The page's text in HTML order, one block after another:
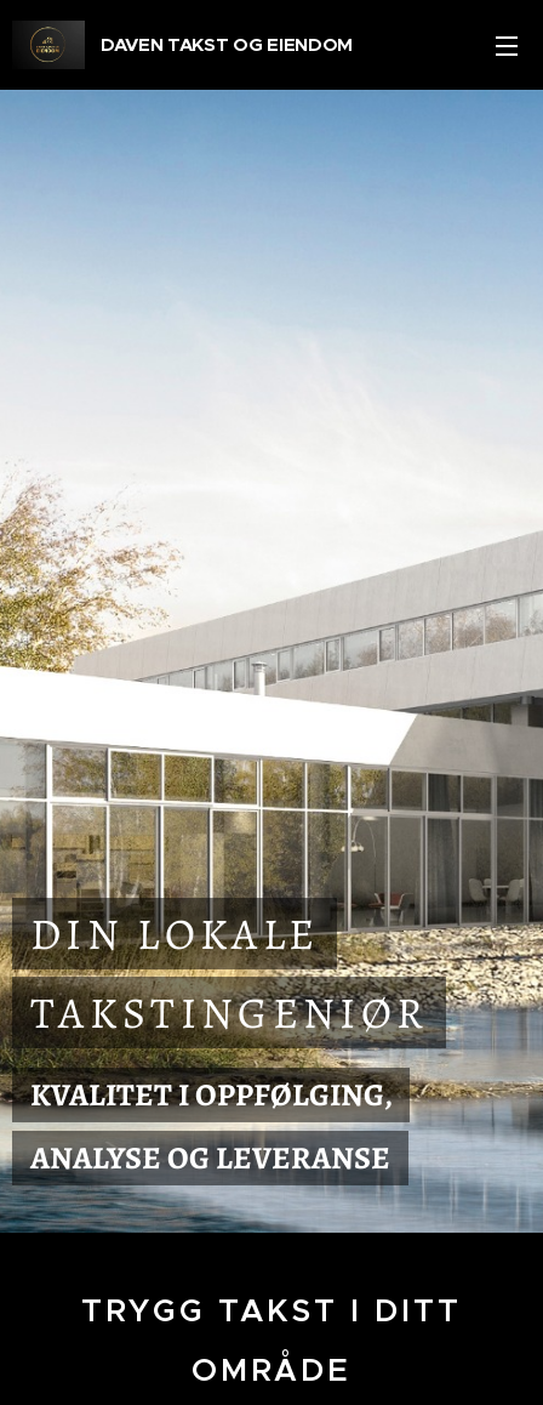
DAVEN TAKST OG EIENDOM
DIN LOKALE
TAKSTINGENIØR
KVALITET I OPPFØLGING,
ANALYSE OG LEVERANSE
TRYGG TAKST I DITT
OMRÅDE